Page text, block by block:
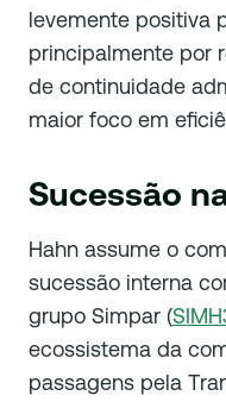
levemente positiva
principalmente por
de continuidade
maior foco em
Sucessão
Hahn assume o
sucessão interna
grupo Simpar (
ecossistema da
passagens pela